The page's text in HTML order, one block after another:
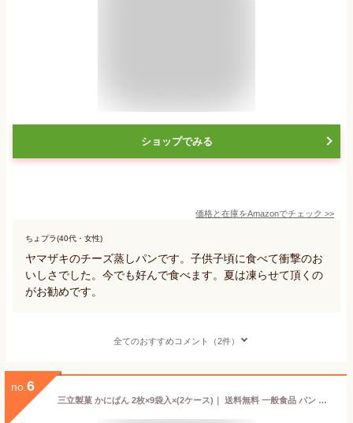
ショップでみる
価格と在庫をAmazonでチェック >>
ちょプラ(40代・女性)
ヤマザキのチーズ蒸しパンです。子供子頃に食べて衝撃のお
いしさでした。今でも好んで食べます。夏は凍らせて頂くの
がお勧めです。
全てのおすすめコメント（2件）
no. 6
三立製菓 かにぱん 2枚×9袋入×(2ケース)｜ 送料無料 一般食品 パン 菓子パン